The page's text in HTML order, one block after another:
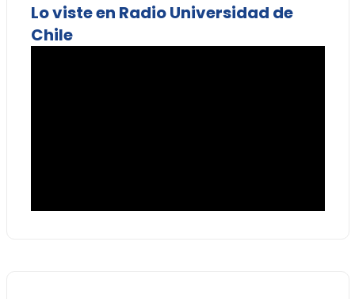
Lo viste en Radio Universidad de
Chile